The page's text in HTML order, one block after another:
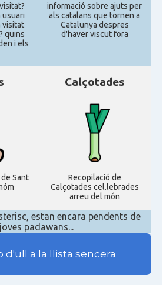
usuari
visitat
quins
i els
informació sobre ajuts per
als catalans que tornen a
Catalunya despres
d'haver viscut fora
Sant
Calçotades
Recopilació de
Calçotades cel.lebrades
arreu del món
estan encara pendents de
padawans...
d'ull a la llista sencera